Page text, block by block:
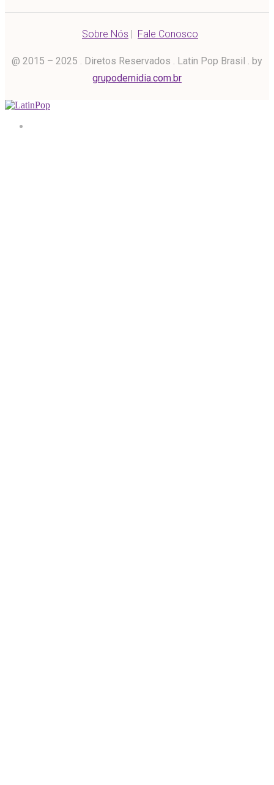
Sobre Nós | Fale Conosco
@ 2015 – 2025 . Diretos Reservados . Latin Pop Brasil . by
grupodemidia.com.br